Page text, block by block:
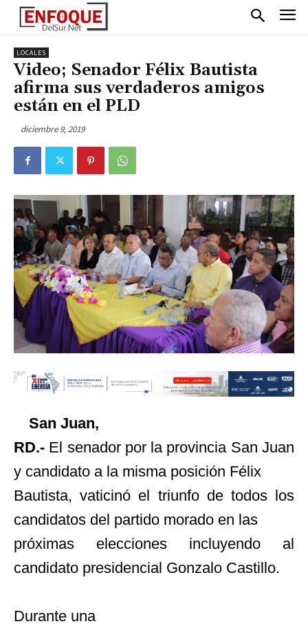
LOCALES
Video; Senador Félix Bautista
afirma sus verdaderos amigos
están en el PLD
diciembre 9, 2019
San Juan,
RD.- El senador por la provincia San Juan
y candidato a la misma posición Félix
Bautista, vaticinó el triunfo de todos los
candidatos del partido morado en las
próximas elecciones incluyendo al
candidato presidencial Gonzalo Castillo.
Durante una